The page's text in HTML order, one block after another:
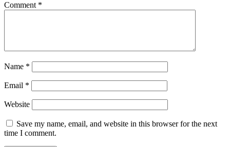
Comment *
Name *
Email *
Website
Save my name, email, and website in this browser for the next
time I comment.